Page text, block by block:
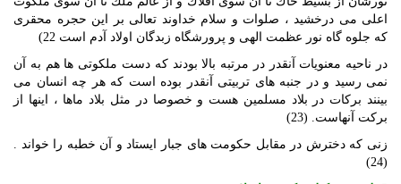
اعلى مى ‏درخشيد ، صلوات و سلام خداوند تعالى بر اين حجره محقرى
كه جلوه‏ گاه نور عظمت الهى و پرورشگاه زبدگان اولاد آدم است 22)
در ناحيه معنويات آنقدر در مرتبه بالا بودند كه دست ملكوتى ‏ها هم به آن
نمى ‏رسيد و در جنبه‏ هاى تربيتى آنقدر بوده است كه هر چه انسان مى‏
بينند بركات در بلاد مسلمين هست و خصوصا در مثل بلاد ماها ، اينها از
بركت آنهاست. (23)
زنى كه دخترش در مقابل حكومت هاى جبار ايستاد و آن خطبه را خواند .
(24)